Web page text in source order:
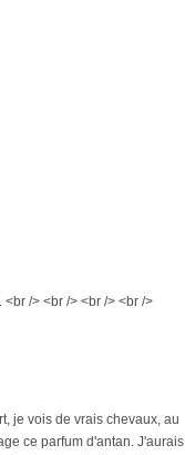
/> <br /> <br /> <br />
je vois de vrais chevaux, au
ce parfum d'antan. J'aurais